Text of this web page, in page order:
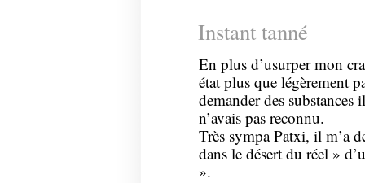
Instant tanné
En plus d’usurper mon
état plus que légèrement
demander des substances
n’avais pas reconnu.
Très sympa Patxi, il m’a
dans le désert du réel »
».